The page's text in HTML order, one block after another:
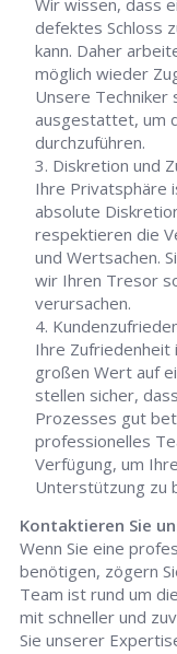
Wir wissen, dass
defektes Schloss
kann. Daher
möglich wieder
Unsere Techniker
ausgestattet, um
durchzuführen.
Diskretion und
Ihre Privatsphäre
absolute
respektieren die
und Wertsachen.
wir Ihren Tresor
verursachen.
Ihre Zufriedenheit
großen Wert auf
stellen sicher,
Prozesses gut
professionelles
Verfügung, um
Unterstützung zu
Kontaktieren Sie
Wenn Sie eine
benötigen, zögern
Team ist rund um
mit schneller und
Sie unserer